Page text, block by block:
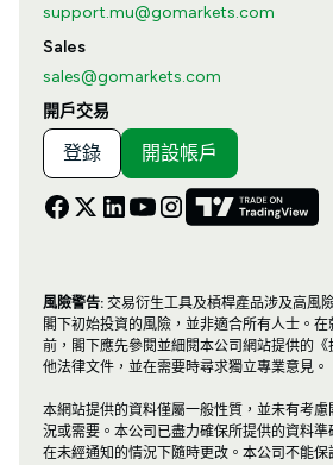
support.mu@gomarkets.com
Sales
sales@gomarkets.com
開戶交易
登錄 開設帳戶
風險警告:交易衍生工具及槓桿產品涉及高風
閣下初始投資的風險，並非適合所有人士。
前，閣下應先參閱並細閱本公司網站提供的
他法律文件，並在需要時尋求獨立專業意見。
本網站提供的資料僅屬一般性質，並未有考
況或需要。本公司已盡力確保所提供的資料
在未經通知的情況下隨時更改。本公司不能